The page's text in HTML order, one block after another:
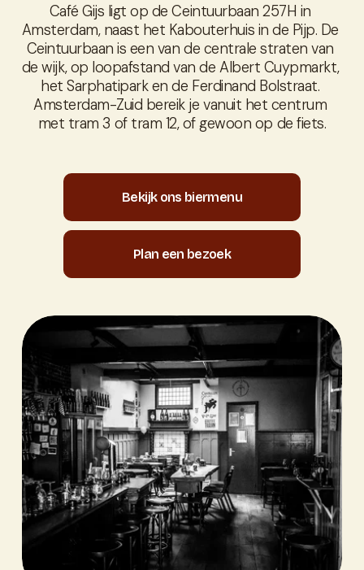
Café Gijs ligt op de Ceintuurbaan 257H in
Amsterdam, naast het Kabouterhuis in de Pijp. De
Ceintuurbaan is een van de centrale straten van
de wijk, op loopafstand van de Albert Cuypmarkt,
het Sarphatipark en de Ferdinand Bolstraat.
Amsterdam-Zuid bereik je vanuit het centrum
met tram 3 of tram 12, of gewoon op de fiets.
Bekijk ons biermenu
Plan een bezoek